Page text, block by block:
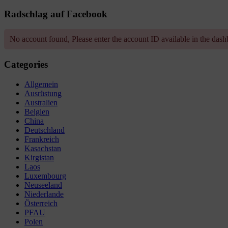
Radschlag auf Facebook
No account found, Please enter the account ID available in the
Categories
Allgemein
Ausrüstung
Australien
Belgien
China
Deutschland
Frankreich
Kasachstan
Kirgistan
Laos
Luxembourg
Neuseeland
Niederlande
Österreich
PFAU
Polen